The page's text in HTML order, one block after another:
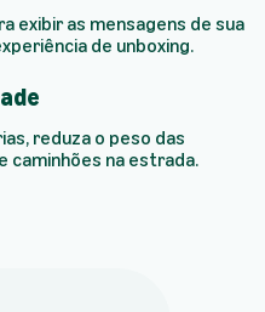
exibir as mensagens de sua
de unboxing.
reduza o peso das
caminhões na estrada.